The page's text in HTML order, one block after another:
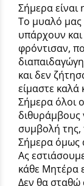
Σήμερα
Το μυαλό μας
υπάρχουν
φρόντισαν,
και δεν
είμαστε καλά
Σήμερα όλοι
διθυράμβους
συμβολή της,
Σήμερα όμως
Ας
κάθε Μητέρα
Δεν θα σταθώ